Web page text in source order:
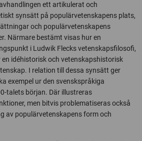
ett artikulerat och
synsätt på populärvetenskapens plats,
och populärvetenskapens
Närmare bestämt visas hur en
i Ludwik Flecks vetenskapsfilosofi,
idéhistorisk och vetenskapshistorisk
I relation till dessa synsätt ger
exempel ur den svenskspråkiga
talets början. Där illustreras
men bitvis problematiseras också
av populärvetenskapens form och